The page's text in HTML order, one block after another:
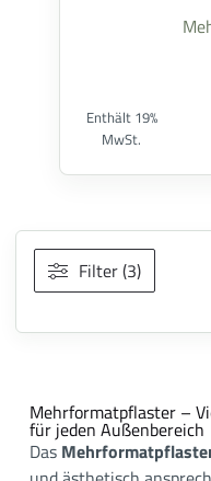
Enthält 19%
MwSt.
Filter (3)
Mehrformatpflaster –
für jeden Außenbereich
Das